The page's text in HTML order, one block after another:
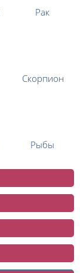
Рак
Скорпион
Рыбы